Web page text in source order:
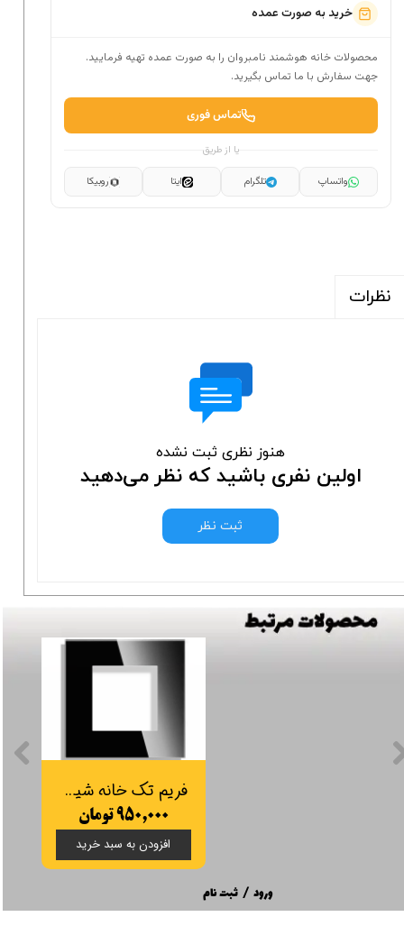
خرید به صورت عمده
محصولات خانه هوشمند نامبروان را به صورت عمده تهیه فرمایید.
جهت سفارش با ما تماس بگیرید.
تماس فوری
یا از طریق
واتساپ تلگرام ایتا روبیکا
نظرات
هنوز نظری ثبت نشده
اولین نفری باشید که نظر می‌دهید
ثبت نظر
فریم تک خانه شیشه ای
۹۵۰,۰۰۰ تومان
افزودن به سبد خرید
ورود / ثبت نام